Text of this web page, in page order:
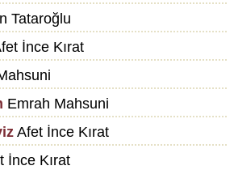
Tataroğlu
İnce Kırat
Emrah Mahsuni
Afet İnce Kırat
İnce Kırat